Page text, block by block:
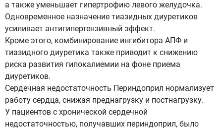
а также уменьшает гипертрофию левого желудочка.
Одновременное назначение тиазидных диуретиков
усиливает антигипертензивный эффект.
Кроме этого, комбинирование ингибитора АПФ и
тиазидного диуретика также приводит к снижению
риска развития гипокалиемии на фоне приема
диуретиков.
Сердечная недостаточность Периндоприл нормализует
работу сердца, снижая преднагрузку и постнагрузку.
У пациентов с хронической сердечной
недостаточностью, получавших периндоприл, было